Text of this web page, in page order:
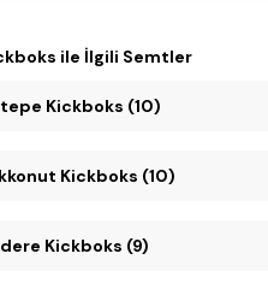
ile İlgili Semtler
Kickboks (10)
Kickboks (10)
Kickboks (9)